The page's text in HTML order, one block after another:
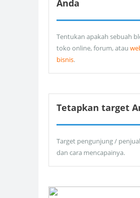
Anda
Tentukan apakah sebuah
toko online, forum, atau
bisnis.
Tetapkan target
Target pengunjung /
dan cara mencapainya.